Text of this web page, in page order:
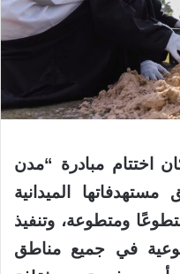
اختتام مبادرة “مدن
الميدانية
بمشاركة 10,213 متطوعًا ومتطوعة، وتنفيذ
تطوعية في جميع مناطق